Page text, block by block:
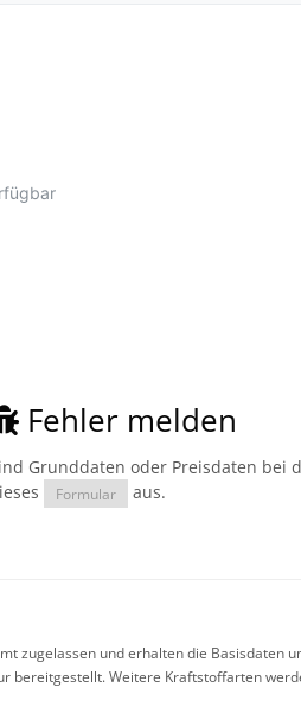
Fehler melden
Grunddaten oder Preisdaten bei
Formular aus.
und erhalten die Basisdaten
Weitere Kraftstoffarten